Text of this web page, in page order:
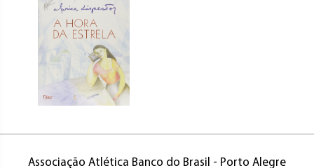
Associação Atlética Banco do Brasil - Porto Alegre